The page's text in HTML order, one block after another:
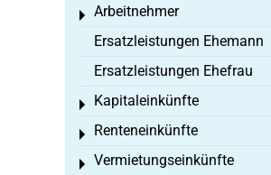
Arbeitnehmer
Toggle menu
Ersatzleistungen Ehemann
Ersatzleistungen Ehefrau
Kapitaleinkünfte
Toggle menu
Renteneinkünfte
Toggle menu
Vermietungseinkünfte
Toggle menu